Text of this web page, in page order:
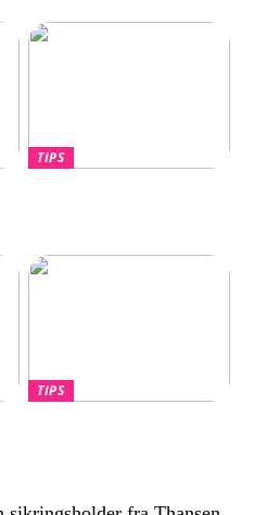
TIPS
TIPS